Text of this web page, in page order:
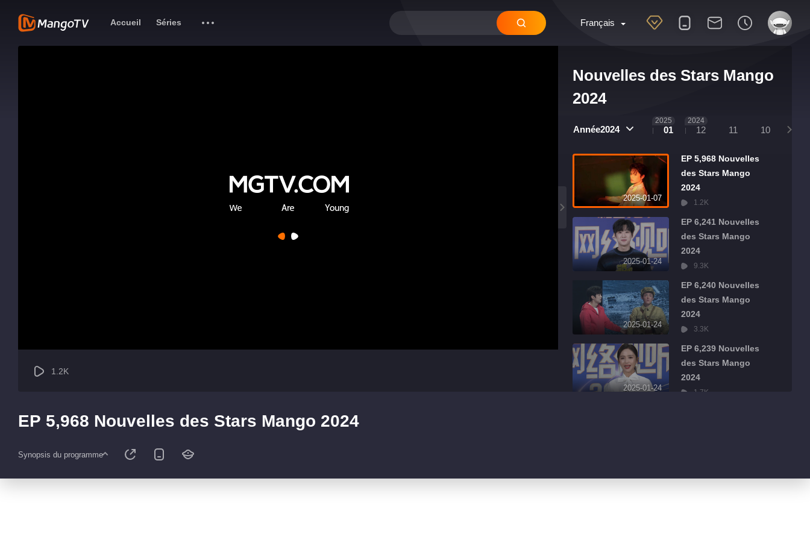
Français
Accueil Séries
Nouvelles des Stars Mango
2024
Année2024 01
2025
12
2024
11 10
2025-01-07
EP 5,968 Nouvelles
des Stars Mango
2024
1.2K
2025-01-24
EP 6,241 Nouvelles
des Stars Mango
2024
9.3K
2025-01-24
EP 6,240 Nouvelles
des Stars Mango
2024
3.3K
2025-01-24
EP 6,239 Nouvelles
des Stars Mango
2024
1.7K
1.2K
EP 5,968 Nouvelles des Stars Mango 2024
Synopsis du programme